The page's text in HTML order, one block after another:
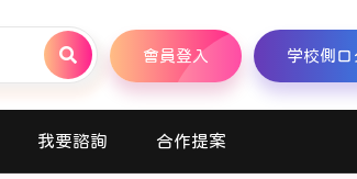
會員登入 学校側ロ
我要諮詢 合作提案